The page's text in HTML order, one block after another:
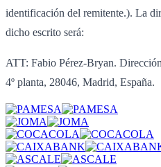
identificación del remitente.). La
dicho escrito será:
ATT: Fabio Pérez-Bryan.
4º planta, 28046, Madrid, España.